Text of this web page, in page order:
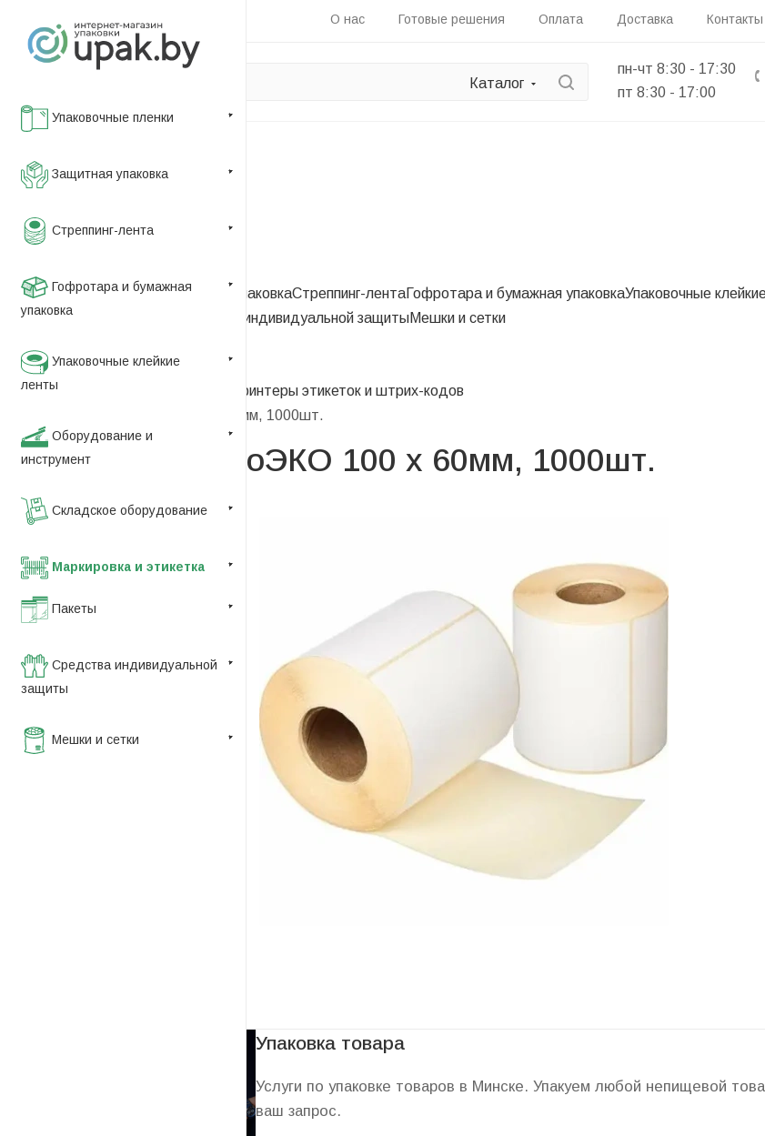
О нас Готовые решения Оплата Доставка Контакты
Каталог
пн-чт 8:30 - 17:30
пт 8:30 - 17:00
Упаковочные пленки
Защитная упаковка
Стреппинг-лента
Гофротара и бумажная
упаковка
Упаковочные клейкие
ленты
Оборудование и
инструмент
Складское оборудование
Маркировка и этикетка
Пакеты
Средства индивидуальной
защиты
Мешки и сетки
Главная
Каталог
—
Упаковочные пленкиЗащитная упаковкаСтреппинг-лентаГофротара и бумажная упаковкаУпаковочные
оборудование
Средства индивидуальной защитыМешки и сетки
Этикетки самоклеящиеся
Маркировочное оборудование
Принтеры этикеток и штрих-кодов
Этикетка термоЭКО 100 x 60мм, 1000шт.
Этикетка термоЭКО 100 x 60мм, 1000шт.
Упаковка товара
Услуги по упаковке товаров в Минске. Упакуем любой непищевой
ваш запрос.